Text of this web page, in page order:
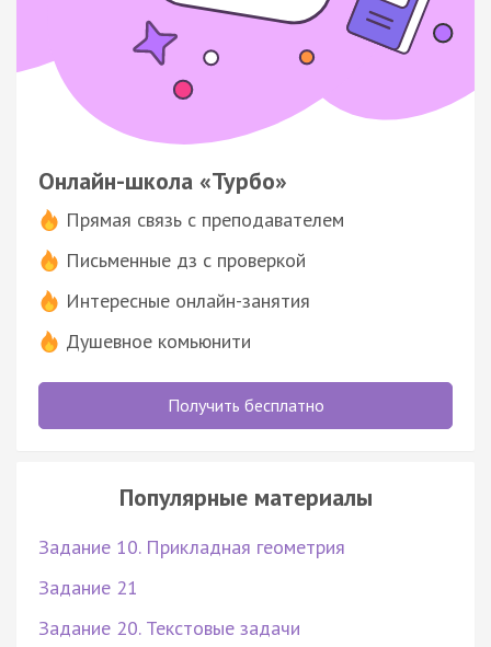
Онлайн-школа «Турбо»
Прямая связь с преподавателем
Письменные дз с проверкой
Интересные онлайн-занятия
Душевное комьюнити
Получить бесплатно
Популярные материалы
Задание 10. Прикладная геометрия
Задание 21
Задание 20. Текстовые задачи